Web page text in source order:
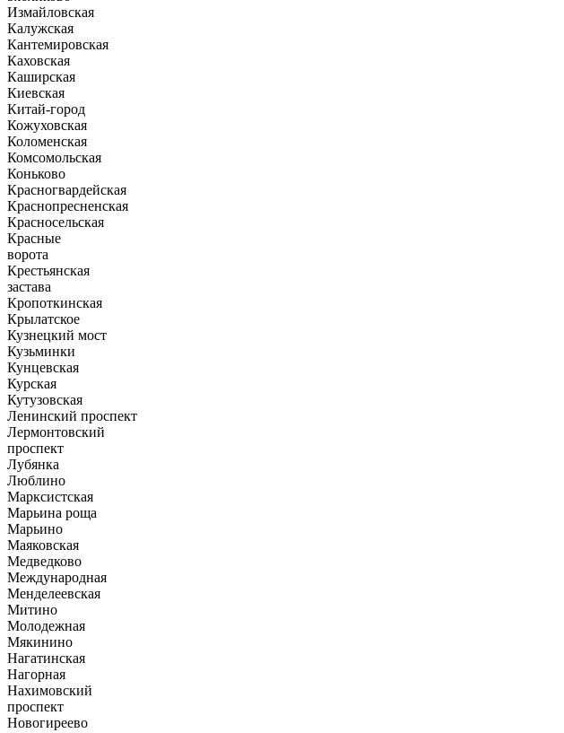
Измайловская
Калужская
Кантемировская
Каховская
Каширская
Киевская
Китай-город
Кожуховская
Коломенская
Комсомольская
Коньково
Красногвардейская
Краснопресненская
Красносельская
Красные
ворота
Крестьянская
застава
Кропоткинская
Крылатское
Кузнецкий мост
Кузьминки
Кунцевская
Курская
Кутузовская
Ленинский проспект
Лермонтовский
проспект
Лубянка
Люблино
Марксистская
Марьина роща
Марьино
Маяковская
Медведково
Международная
Менделеевская
Митино
Молодежная
Мякинино
Нагатинская
Нагорная
Нахимовский
проспект
Новогиреево